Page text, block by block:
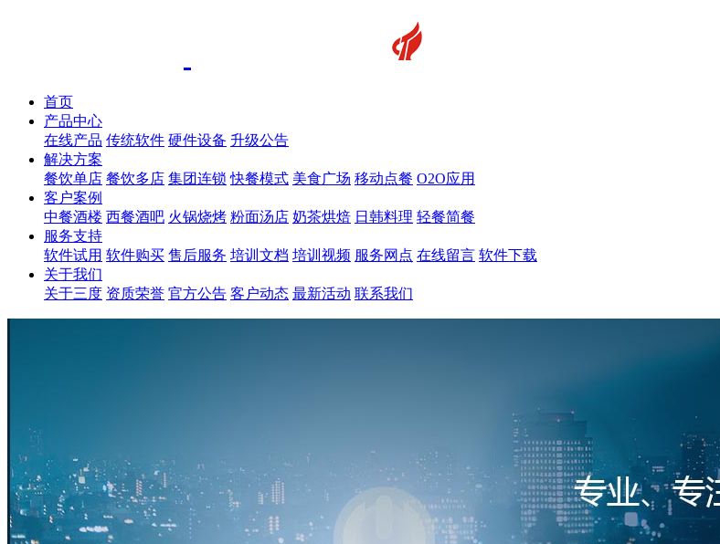
首页
产品中心
在线产品 传统软件 硬件设备 升级公告
解决方案
餐饮单店 餐饮多店 集团连锁 快餐模式 美食广场 移动点餐 O2O应用
客户案例
中餐酒楼 西餐酒吧 火锅烧烤 粉面汤店 奶茶烘焙 日韩料理 轻餐简餐
服务支持
软件试用 软件购买 售后服务 培训文档 培训视频 服务网点 在线留言 软件下载
关于我们
关于三度 资质荣誉 官方公告 客户动态 最新活动 联系我们